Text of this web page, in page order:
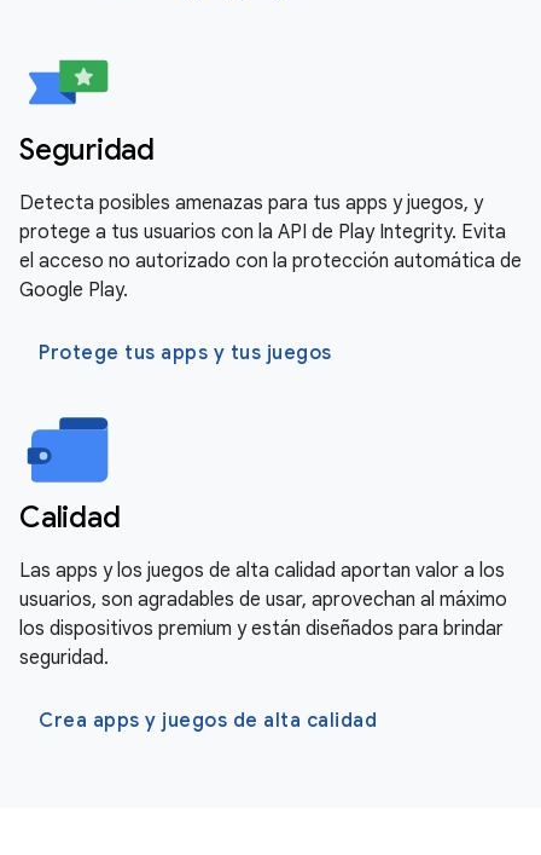
Seguridad
Detecta posibles amenazas para tus apps y juegos, y
protege a tus usuarios con la API de Play Integrity. Evita
el acceso no autorizado con la protección automática de
Google Play.
Protege tus apps y tus juegos
Calidad
Las apps y los juegos de alta calidad aportan valor a los
usuarios, son agradables de usar, aprovechan al máximo
los dispositivos premium y están diseñados para brindar
seguridad.
Crea apps y juegos de alta calidad